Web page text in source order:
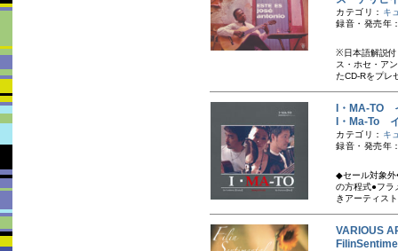
カテゴリ： キ
録音・発売年
※日本語解説
ス・ホセ・ア
たCD-Rをプレ
I・MA-TO
I・Ma-To
カテゴリ： キ
録音・発売年
◆セール対象外
の方程式●フラ
きアーティス
VARIOUS